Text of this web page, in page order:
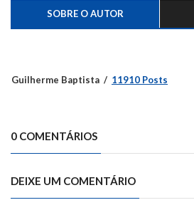
SOBRE O AUTOR
Guilherme Baptista 11910 Posts
0 COMENTÁRIOS
DEIXE UM COMENTÁRIO